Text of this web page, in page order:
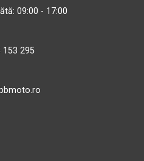
09:00 - 17:00
153 295